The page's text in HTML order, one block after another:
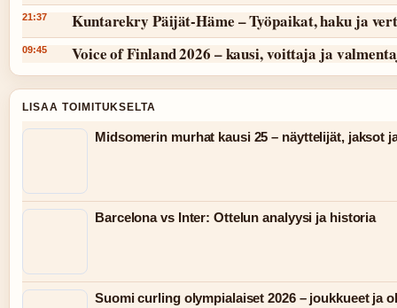
21:37 Kuntarekry Päijät-Häme – Työpaikat, haku ja
09:45 Voice of Finland 2026 – kausi, voittaja ja
LISAA TOIMITUKSELTA
Midsomerin murhat kausi 25 – näyttelijät, jaksot
Barcelona vs Inter: Ottelun analyysi ja historia
Suomi curling olympialaiset 2026 – joukkueet ja